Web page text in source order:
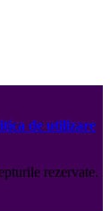
de utilizare
rezervate.